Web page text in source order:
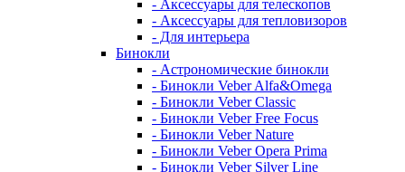
- Аксессуары для телескопов
- Аксессуары для тепловизоров
- Для интерьера
Бинокли
- Астрономические бинокли
- Бинокли Veber Alfa&Omega
- Бинокли Veber Classic
- Бинокли Veber Free Focus
- Бинокли Veber Nature
- Бинокли Veber Opera Prima
- Бинокли Veber Silver Line